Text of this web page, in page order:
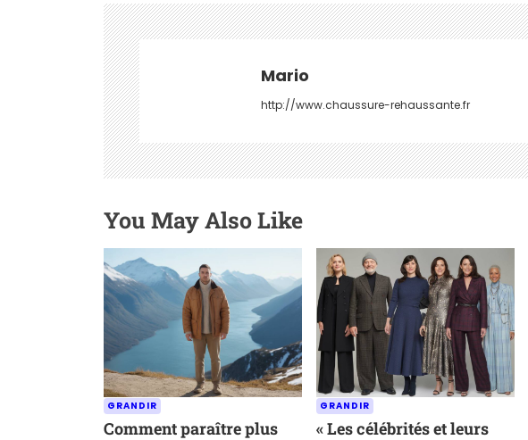
g
a
t
i
o
n
d
e
l
’
a
r
t
i
Mario
http://www.chaussure-rehaussante.fr
You May Also Like
GRANDIR
Comment paraître plus
GRANDIR
« Les célébrités et leurs